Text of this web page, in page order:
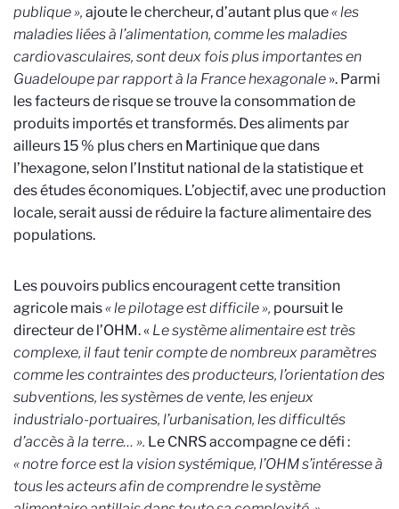
publique », ajoute le chercheur, d’autant plus que« les
maladies liées à l’alimentation, comme les maladies
cardiovasculaires, sont deux fois plus importantes en
Guadeloupe par rapport à la France hexagonale ». Parmi
les facteurs de risque se trouve la consommation de
produits importés et transformés. Des aliments par
ailleurs 15 % plus chers en Martinique que dans
l’hexagone, selon l’Institut national de la statistique et
des études économiques. L’objectif, avec une production
locale, serait aussi de réduire la facture alimentaire des
populations.
Les pouvoirs publics encouragent cette transition
agricole mais« le pilotage est difficile », poursuit le
directeur de l’OHM. « Le système alimentaire est très
complexe, il faut tenir compte de nombreux paramètres
comme les contraintes des producteurs, l’orientation des
subventions, les systèmes de vente, les enjeux
industrialo-portuaires, l’urbanisation, les difficultés
d’accès à la terre… ». Le CNRS accompagne ce défi :
« notre force est la vision systémique, l’OHM s’intéresse à
tous les acteurs afin de comprendre le système